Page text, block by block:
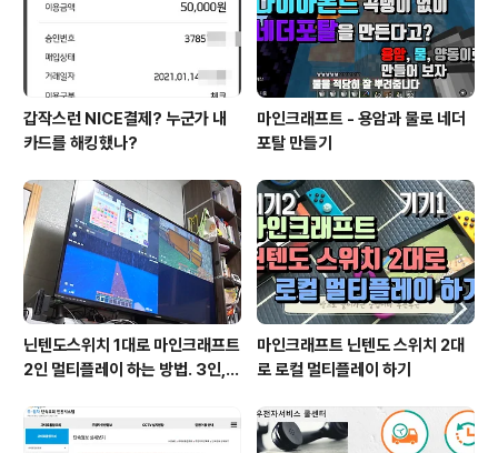
갑작스런 NICE결제? 누군가 내
카드를 해킹했나?
마인크래프트 - 용암과 물로 네더
포탈 만들기
닌텐도스위치 1대로 마인크래프트
2인 멀티플레이 하는 방법. 3인, 4
마인크래프트 닌텐도 스위치 2대
로 로컬 멀티플레이 하기